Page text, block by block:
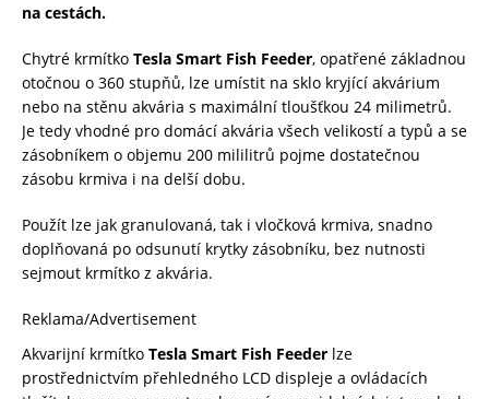
na cestách.
Chytré krmítko Tesla Smart Fish Feeder, opatřené základnou
otočnou o 360 stupňů, lze umístit na sklo kryjící akvárium
nebo na stěnu akvária s maximální tloušťkou 24 milimetrů.
Je tedy vhodné pro domácí akvária všech velikostí a typů a se
zásobníkem o objemu 200 mililitrů pojme dostatečnou
zásobu krmiva i na delší dobu.
Použít lze jak granulovaná, tak i vločková krmiva, snadno
doplňovaná po odsunutí krytky zásobníku, bez nutnosti
sejmout krmítko z akvária.
Reklama/Advertisement
Akvarijní krmítko Tesla Smart Fish Feeder lze
prostřednictvím přehledného LCD displeje a ovládacích